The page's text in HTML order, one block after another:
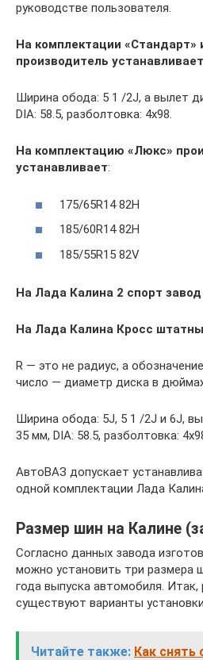
руководстве пользователя.
На комплектации «Стандарт»
производитель устанавливает
Ширина обода: 5 1 /2J, а вылет
DIA: 58.5, разболтовка: 4х98.
На комплектацию «Люкс»
устанавливает:
175/65R14 82H
185/60R14 82H
185/55R15 82V
На Лада Калина 2 спорт
На Лада Калина Кросс
R — это не радиус, а
число — диаметр диска в
Ширина обода: 5J, 5 1 /2J и 6J,
35 мм, DIA: 58.5, разболтовка:
АвтоВАЗ допускает
одной комплектации Лада
Размер шин на Калине
Согласно данных завода
можно установить три размера
года выпуска автомобиля.
существуют варианты
Читайте также: Как снять